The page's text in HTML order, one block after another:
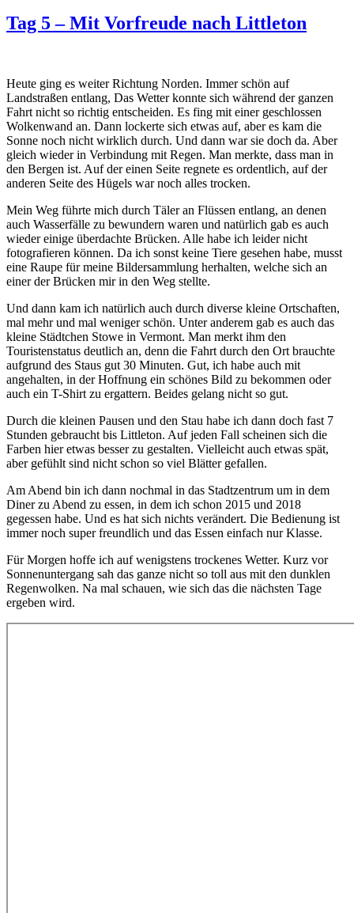
Tag 5 – Mit Vorfreude nach Littleton
Heute ging es weiter Richtung Norden. Immer schön auf
Landstraßen entlang, Das Wetter konnte sich während der ganzen
Fahrt nicht so richtig entscheiden. Es fing mit einer geschlossen
Wolkenwand an. Dann lockerte sich etwas auf, aber es kam die
Sonne noch nicht wirklich durch. Und dann war sie doch da. Aber
gleich wieder in Verbindung mit Regen. Man merkte, dass man in
den Bergen ist. Auf der einen Seite regnete es ordentlich, auf der
anderen Seite des Hügels war noch alles trocken.
Mein Weg führte mich durch Täler an Flüssen entlang, an denen
auch Wasserfälle zu bewundern waren und natürlich gab es auch
wieder einige überdachte Brücken. Alle habe ich leider nicht
fotografieren können. Da ich sonst keine Tiere gesehen habe, musst
eine Raupe für meine Bildersammlung herhalten, welche sich an
einer der Brücken mir in den Weg stellte.
Und dann kam ich natürlich auch durch diverse kleine Ortschaften,
mal mehr und mal weniger schön. Unter anderem gab es auch das
kleine Städtchen Stowe in Vermont. Man merkt ihm den
Touristenstatus deutlich an, denn die Fahrt durch den Ort brauchte
aufgrund des Staus gut 30 Minuten. Gut, ich habe auch mit
angehalten, in der Hoffnung ein schönes Bild zu bekommen oder
auch ein T-Shirt zu ergattern. Beides gelang nicht so gut.
Durch die kleinen Pausen und den Stau habe ich dann doch fast 7
Stunden gebraucht bis Littleton. Auf jeden Fall scheinen sich die
Farben hier etwas besser zu gestalten. Vielleicht auch etwas spät,
aber gefühlt sind nicht schon so viel Blätter gefallen.
Am Abend bin ich dann nochmal in das Stadtzentrum um in dem
Diner zu Abend zu essen, in dem ich schon 2015 und 2018
gegessen habe. Und es hat sich nichts verändert. Die Bedienung ist
immer noch super freundlich und das Essen einfach nur Klasse.
Für Morgen hoffe ich auf wenigstens trockenes Wetter. Kurz vor
Sonnenuntergang sah das ganze nicht so toll aus mit den dunklen
Regenwolken. Na mal schauen, wie sich das die nächsten Tage
ergeben wird.